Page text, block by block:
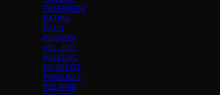
PALFINGER
PATRIA
PAUS
PEGSON
PEL JOB
PELLENC
PEUGEOT
PINGUELY
POLARIS